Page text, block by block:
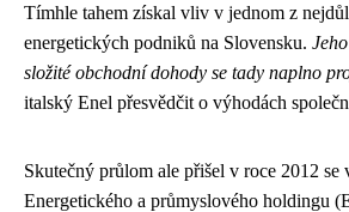
Tímhle tahem získal vliv v jednom z
energetických podniků na Slovensku.
složité obchodní dohody se tady naplno
italský Enel přesvědčit o výhodách
Skutečný průlom ale přišel v roce 2012 se
Energetického a průmyslového holdingu